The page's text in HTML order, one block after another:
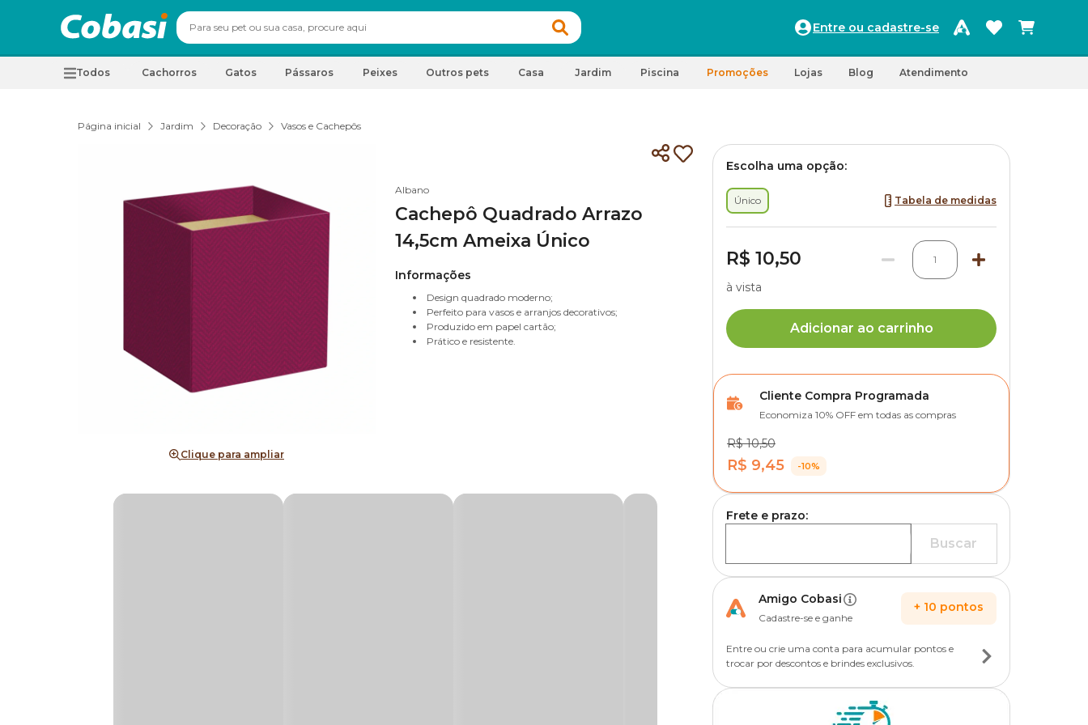
Entre ou cadastre-se
Todos Cachorros Gatos Pássaros Peixes Outros pets Casa Jardim Piscina Promoções Lojas Blog Atendimento
Página inicial Jardim Decoração Vasos e Cachepôs
Clique para ampliar
Albano
Cachepô Quadrado Arrazo
14,5cm Ameixa Único
Informações
Design quadrado moderno;
Perfeito para vasos e arranjos decorativos;
Produzido em papel cartão;
Prático e resistente.
Escolha uma opção:
Único Tabela de medidas
R$ 10,50 1
à vista
Adicionar ao carrinho
Cliente Compra Programada
Economiza 10% OFF em todas as compras
R$ 10,50
R$ 9,45 -10%
Frete e prazo:
Buscar
Amigo Cobasi
Cadastre-se e ganhe
+ 10 pontos
Entre ou crie uma conta para acumular pontos e
trocar por descontos e brindes exclusivos.